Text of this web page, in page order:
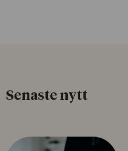
Senaste nytt